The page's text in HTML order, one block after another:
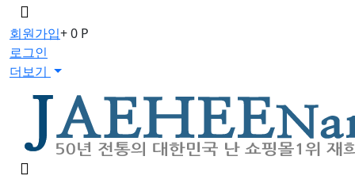
메
뉴
버
튼
회원가입+ 0 P
로그인
더보기
검